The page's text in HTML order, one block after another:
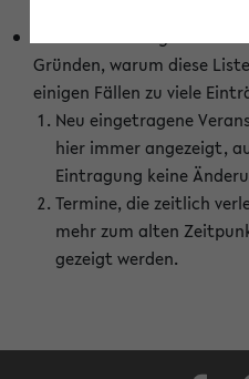
Gründen, warum diese
einigen Fällen zu viele
Neu eingetragene
hier immer angezeigt,
Eintragung keine
Termine, die zeitlich
mehr zum alten
gezeigt werden.